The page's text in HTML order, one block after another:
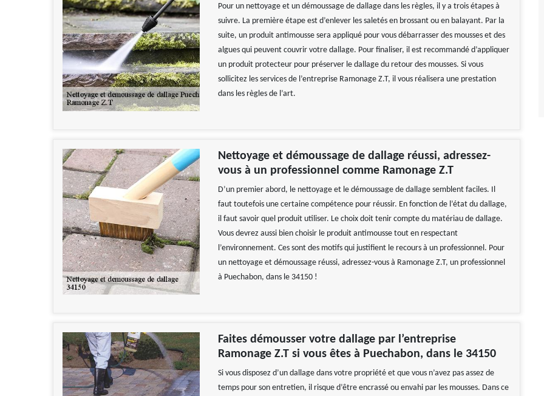
Pour un nettoyage et un démoussage de dallage dans les règles, il y a trois étapes à
suivre. La première étape est d’enlever les saletés en brossant ou en balayant. Par la
suite, un produit antimousse sera appliqué pour vous débarrasser des mousses et des
algues qui peuvent couvrir votre dallage. Pour finaliser, il est recommandé d’appliquer
un produit protecteur pour préserver le dallage du retour des mousses. Si vous
sollicitez les services de l’entreprise Ramonage Z.T, il vous réalisera une prestation
dans les règles de l’art.
Nettoyage et démoussage de dallage réussi, adressez-
vous à un professionnel comme Ramonage Z.T
D’un premier abord, le nettoyage et le démoussage de dallage semblent faciles. Il
faut toutefois une certaine compétence pour réussir. En fonction de l’état du dallage,
il faut savoir quel produit utiliser. Le choix doit tenir compte du matériau de dallage.
Vous devrez aussi bien choisir le produit antimousse tout en respectant
l’environnement. Ces sont des motifs qui justifient le recours à un professionnel. Pour
un nettoyage et démoussage réussi, adressez-vous à Ramonage Z.T, un professionnel
à Puechabon, dans le 34150 !
Faites démousser votre dallage par l’entreprise
Ramonage Z.T si vous êtes à Puechabon, dans le 34150
Si vous disposez d’un dallage dans votre propriété et que vous n’avez pas assez de
temps pour son entretien, il risque d’être encrassé ou envahi par les mousses. Dans ce